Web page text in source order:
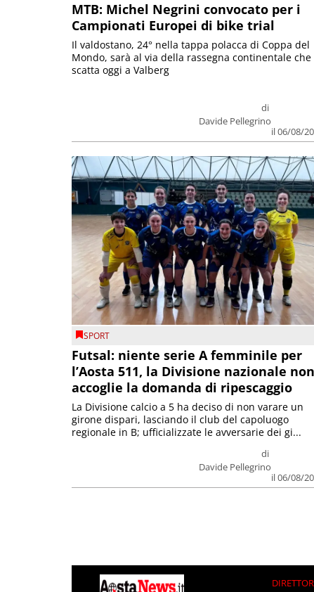
MTB: Michel Negrini convocato per i
Campionati Europei di bike trial
di
Davide Pellegrino
il 06/08/
Il valdostano, 24° nella tappa polacca di Coppa del
Mondo, sarà al via della rassegna continentale che
scatta oggi a Valberg
SPORT
Futsal: niente serie A femminile per
l’Aosta 511, la Divisione nazionale non
accoglie la domanda di ripescaggio
di
Davide Pellegrino
il 06/08/
La Divisione calcio a 5 ha deciso di non varare un
girone dispari, lasciando il club del capoluogo
regionale in B; ufficializzate le avversarie dei gi...